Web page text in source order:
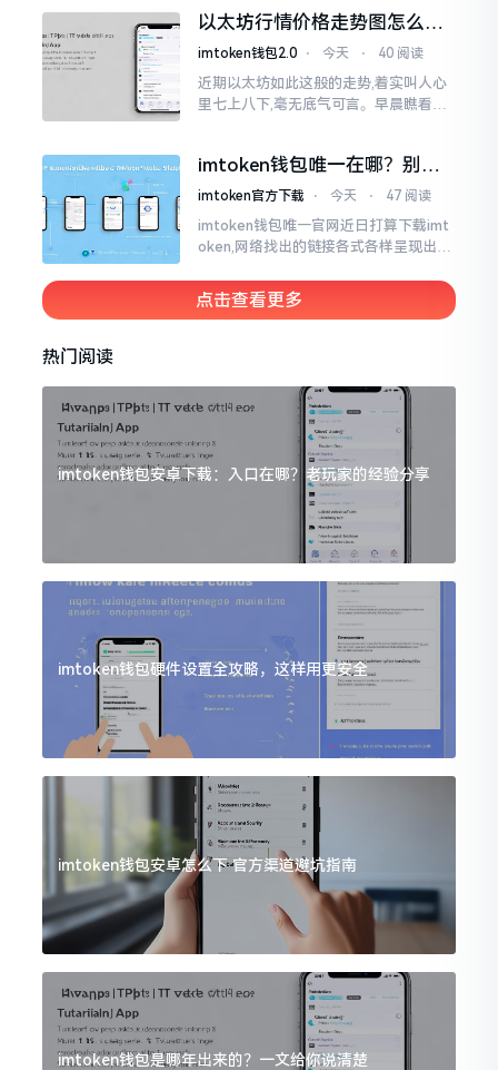
以太坊行情价格走势图怎么看
才不亏钱
imtoken钱包2.0 ⋅ 今天 ⋅ 40 阅读
近期以太坊如此这般的走势,着实叫人心
里七上八下,毫无底气可言。早晨瞧看之
得让人心里直冒慌意。
imtoken钱包唯一在哪？别乱
点，小心假网站
imtoken官方下载 ⋅ 今天 ⋅ 47 阅读
imtoken钱包唯一官网近日打算下载imt
oken,网络找出的链接各式各样呈现出乱
的样子,然而真的敢于点击一下吗?内心一
直忐忑不安。我折腾了好些日子
点击查看更多
热门阅读
imtoken钱包安卓下载：入口在哪？老玩家的经验分享
imtoken钱包硬件设置全攻略，这样用更安全
imtoken钱包安卓怎么下 官方渠道避坑指南
imtoken钱包是哪年出来的？一文给你说清楚